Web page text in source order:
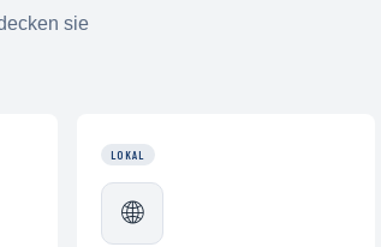
sie
LOKAL
🌐